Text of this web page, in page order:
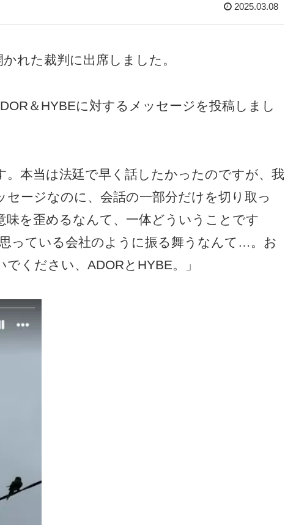
2025.03.08
れた裁判に出席しました。
＆HYBEに対するメッセージを投稿しまし
。本当は法廷で早く話したかったのですが、我
ージなのに、会話の一部分だけを切り取っ
を歪めるなんて、一体どういうことです
っている会社のように振る舞うなんて…。お
ください、ADORとHYBE。」